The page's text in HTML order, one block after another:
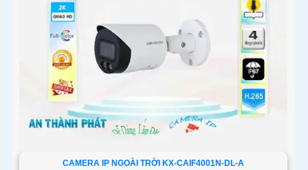
CAMERA IP NGOÀI TRỜI KX-CAIF4001N-DL-A